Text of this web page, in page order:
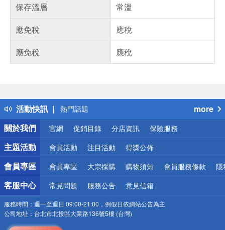
保存溫層
常溫
應免稅
應稅
應免稅
應稅
活動快訊
得獎公告
熱門話題
銀行優惠
偏遠地區配送
詐騙網頁！請小心！
more
關於我們
官網 促銷目錄 分店資訊 保險服務
主題活動 會員活動 注目活動 得獎公佈
會員專區 會員專區 大宗採購 購物須知 會員服務條款 隱
客服中心 常見問題 服務公告 意見信箱
服務時間： 週一至週日 09:00-21:00，例假日依網站公告為主
公司地址： 台北市北投區大業路136號5樓 (台灣)